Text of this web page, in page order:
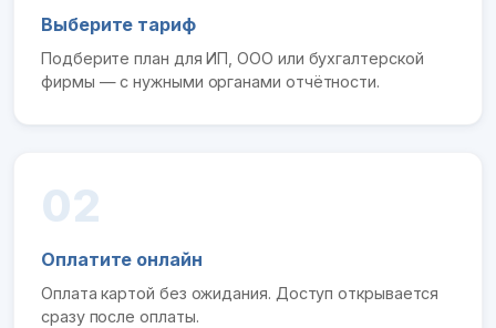
Выберите тариф
Подберите план для ИП, ООО или бухгалтерской
фирмы — с нужными органами отчётности.
02
Оплатите онлайн
Оплата картой без ожидания. Доступ открывается
сразу после оплаты.